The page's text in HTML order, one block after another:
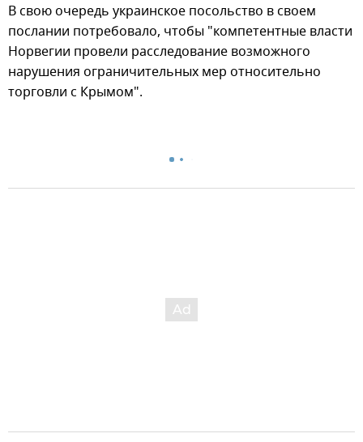
В свою очередь украинское посольство в своем
послании потребовало, чтобы "компетентные власти
Норвегии провели расследование возможного
нарушения ограничительных мер относительно
торговли с Крымом".